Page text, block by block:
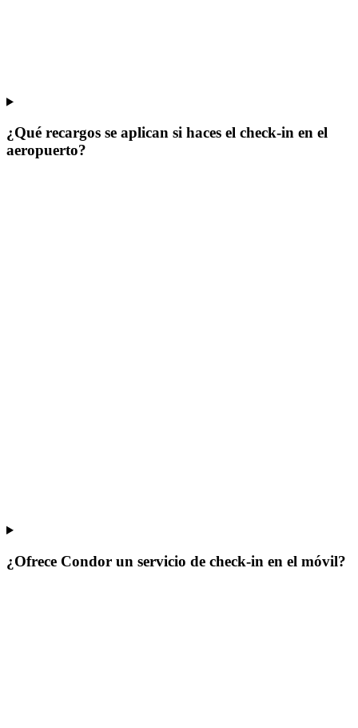
¿Qué recargos se aplican si haces el check-in en el
aeropuerto?
¿Ofrece Condor un servicio de check-in en el móvil?